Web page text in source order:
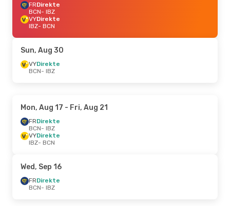
FRDirekte
BCN- IBZ
VYDirekte
IBZ- BCN
Sun, Aug 30
VYDirekte
BCN- IBZ
Mon, Aug 17 - Fri, Aug 21
FRDirekte
BCN- IBZ
VYDirekte
IBZ- BCN
Wed, Sep 16
FRDirekte
BCN- IBZ